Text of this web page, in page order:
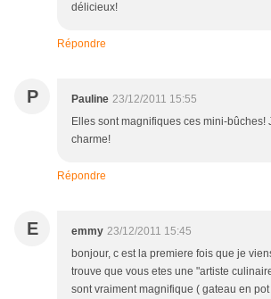
délicieux!
Répondre
P Pauline 23/12/2011 15:55
Elles sont magnifiques ces mini-bûches!
charme!
Répondre
E emmy 23/12/2011 15:45
bonjour, c est la premiere fois que je
trouve que vous etes une "artiste
sont vraiment magnifique ( gateau en